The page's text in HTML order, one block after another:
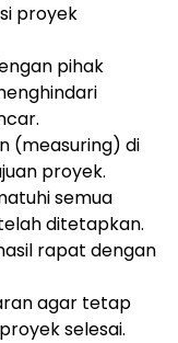
proyek
pihak
(measuring) di
proyek.
semua
ditetapkan.
rapat dengan
agar tetap
selesai.